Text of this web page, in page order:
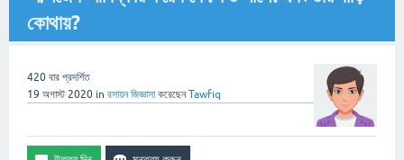
কোথায়?
420 বার প্রদর্শিত
19 অগাস্ট 2020 in রসায়ন জিজ্ঞাসা করেছেনTawfiq